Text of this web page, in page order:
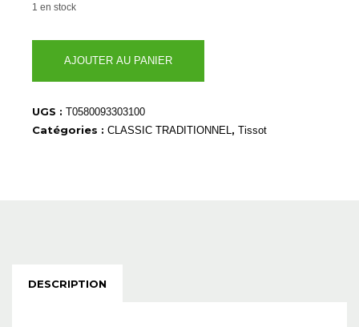
1 en stock
T0580093303100
AJOUTER AU PANIER
UGS : T0580093303100
Catégories : CLASSIC TRADITIONNEL , Tissot
DESCRIPTION